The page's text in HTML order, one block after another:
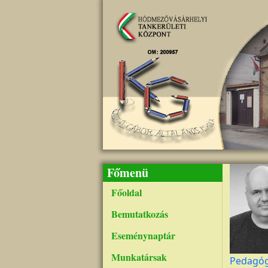
Főmenü
Főoldal
Bemutatkozás
Eseménynaptár
Munkatársak